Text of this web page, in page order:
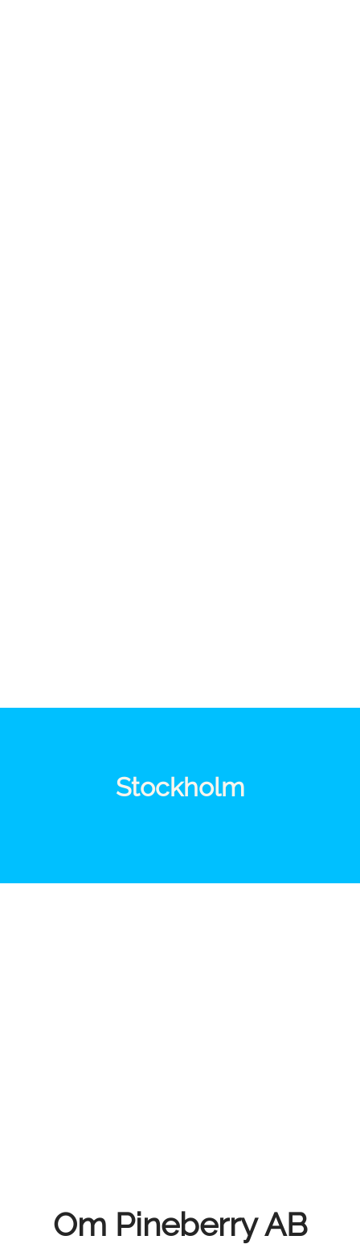
Stockholm
Om Pineberry AB